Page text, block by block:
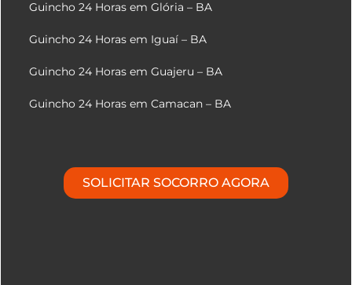
Guincho 24 Horas em Glória – BA
Guincho 24 Horas em Iguaí – BA
Guincho 24 Horas em Guajeru – BA
Guincho 24 Horas em Camacan – BA
SOLICITAR SOCORRO AGORA